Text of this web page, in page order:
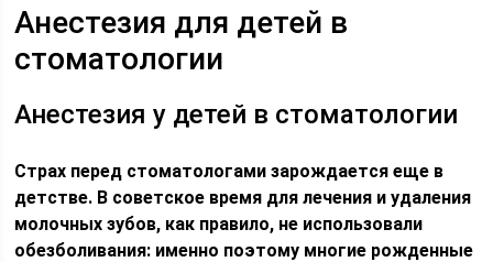
Анестезия для детей в
стоматологии
Анестезия у детей в стоматологии
Страх перед стоматологами зарождается еще в
детстве. В советское время для лечения и удаления
молочных зубов, как правило, не использовали
обезболивания: именно поэтому многие рожденные